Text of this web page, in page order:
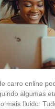
carro online
algumas
mais fluido.